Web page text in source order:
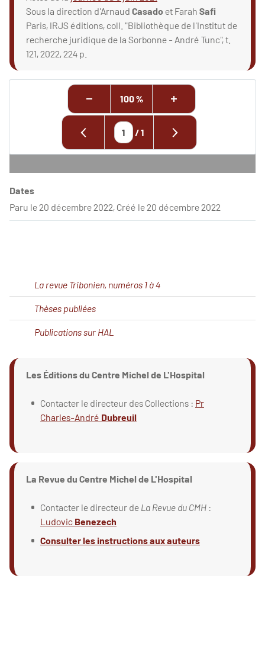
Sous la direction d'Arnaud Casado et Farah Safi
Paris, IRJS éditions, coll. "Bibliothèque de l'Institut de
recherche juridique de la Sorbonne - André Tunc", t.
121, 2022, 224 p.
100 %
/1
Dates
Paru le 20 décembre 2022, Créé le 20 décembre 2022
La revue Tribonien, numéros 1 à 4
Thèses publiées
Publications sur HAL
Les Éditions du Centre Michel de L'Hospital
Contacter le directeur des Collections : Pr
Charles-André Dubreuil
La Revue du Centre Michel de L'Hospital
Contacter le directeur de La Revue du CMH :
Ludovic Benezech
Consulter les instructions aux auteurs